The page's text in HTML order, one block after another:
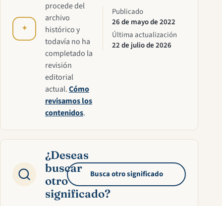
✦
procede del
archivo
histórico y
todavía no ha
completado la
revisión
editorial
actual.Cómo
revisamos los
contenidos.
Publicado
26 de mayo de 2022
Última actualización
22 de julio de 2026
¿Deseas
buscar
otro
significado?
Busca otro significado